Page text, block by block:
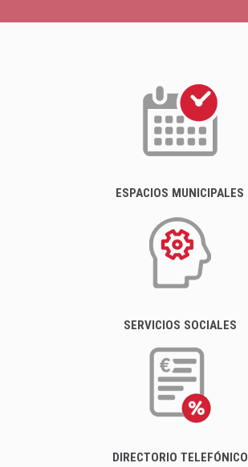
ESPACIOS MUNICIPALES
SERVICIOS SOCIALES
DIRECTORIO TELEFÓNICO